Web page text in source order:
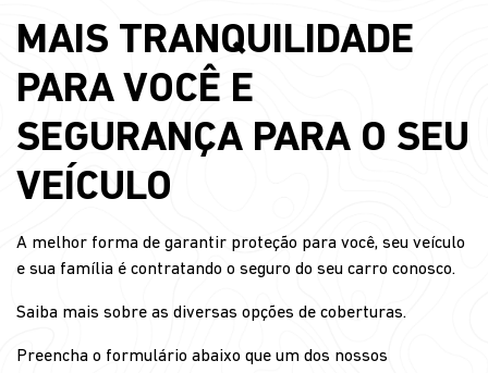
MAIS TRANQUILIDADE
PARA VOCÊ E
SEGURANÇA PARA O SEU
VEÍCULO
A melhor forma de garantir proteção para você, seu veículo
e sua família é contratando o seguro do seu carro conosco.
Saiba mais sobre as diversas opções de coberturas.
Preencha o formulário abaixo que um dos nossos